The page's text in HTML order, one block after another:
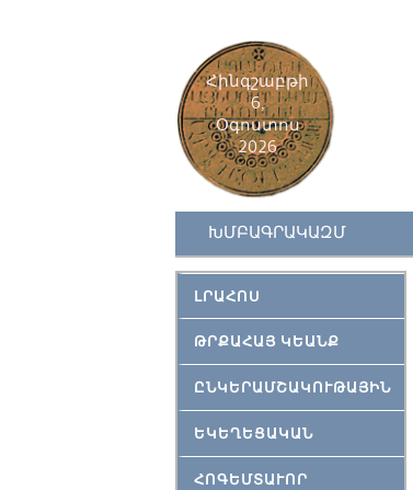
Հինգշաբթի
6,
Օգոստոս
2026
ԽՄԲԱԳՐԱԿԱԶՄ
ԼՐԱՀՈՍ
ԹՐՔԱՀԱՅ ԿԵԱՆՔ
ԸՆԿԵՐԱՄՇԱԿՈՒԹԱՅԻՆ
ԵԿԵՂԵՑԱԿԱՆ
ՀՈԳԵՄՏԱՒՈՐ